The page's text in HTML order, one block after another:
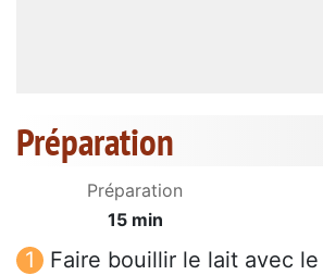
Préparation
Préparation
15 min
Faire bouillir le lait avec